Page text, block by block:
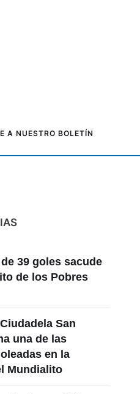
A NUESTRO BOLETÍN
39 goles sacude
de los Pobres
San
una de las
en la
Mundialito